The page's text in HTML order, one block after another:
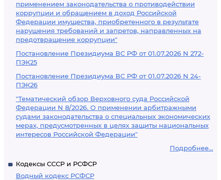
применением законодательства о противодействии
коррупции и обращением в доход Российской
Федерации имущества, приобретенного в результате
нарушения требований и запретов, направленных на
предотвращение коррупции"
Постановление Президиума ВС РФ от 01.07.2026 N 272-
ПЭК25
Постановление Президиума ВС РФ от 01.07.2026 N 24-
ПЭК26
"Тематический обзор Верховного суда Российской
Федерации N 8/2026. О применении арбитражными
судами законодательства о специальных экономических
мерах, предусмотренных в целях защиты национальных
интересов Российской Федерации"
Подробнее...
Кодексы СССР и РСФСР
Водный кодекс РСФСР